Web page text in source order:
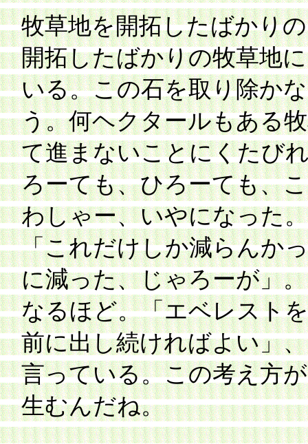
牧草地を開拓したばかり
開拓したばかりの牧草地
いる。この石を取り除か
う。何ヘクタールもある
て進まないことにくたび
ろーても、ひろーても、
わしゃー、いやになった
「これだけしか減らんか
に減った、じゃろーが」。
なるほど。「エベレスト
前に出し続ければよい」
言っている。この考え方
生むんだね。